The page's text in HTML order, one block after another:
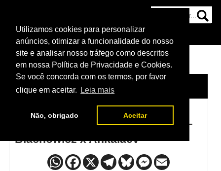
Utilizamos cookies para personalizar
anúncios, otimizar a funcionalidade do nosso
site e analisar nosso tráfego como descritos
em nossa Política de Privacidade e Cookies.
Se você concorda com os termos, por favor
clique em aceitar.
Leia mais
Não, obrigado Aceitar
NOTÍCIAS
HOME NOTÍCIAS
Músicas de entrada do UFC 282 -
Blachowicz x Ankalaev